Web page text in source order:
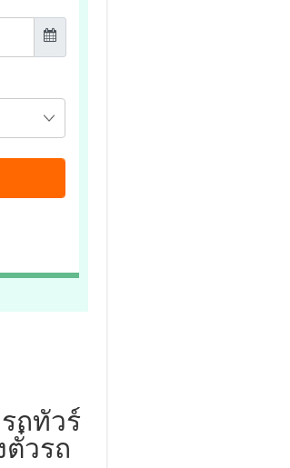
ถทัวร์
วรถ